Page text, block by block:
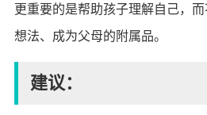
更重要的是帮助孩子理解自己，
想法、成为父母的附属品。
建议：